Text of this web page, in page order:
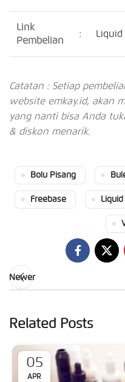
Link
Pembelian
:
Catatan : Setiap
website emkay.id, akan
yang nanti bisa Anda
& diskon menarik.
Bolu Pisang
Freebase
Newer
Related Posts
05
APR